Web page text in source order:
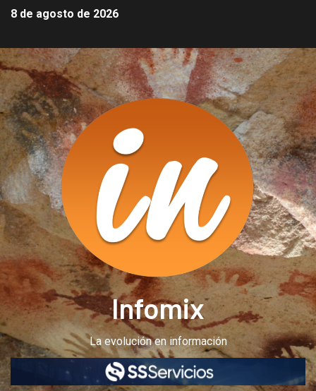
8 de agosto de 2026
Infomix
La evolución en información